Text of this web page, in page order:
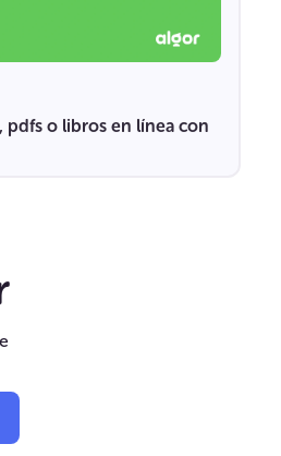
o libros en línea con